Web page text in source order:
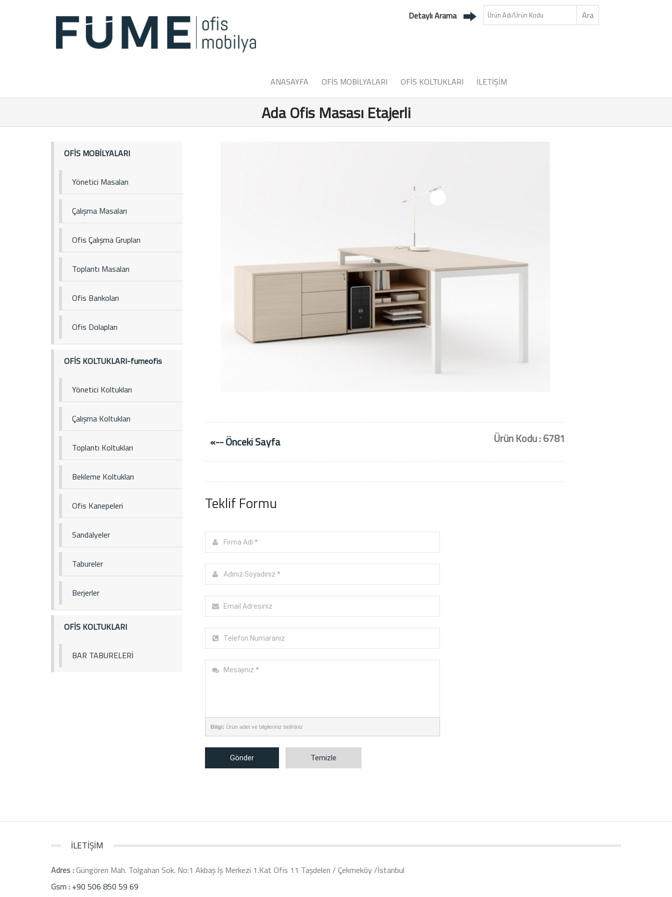
Detaylı Arama
ANASAYFA OFİS MOBİLYALARI OFİS KOLTUKLARI İLETİŞİM
Ada Ofis Masası Etajerli
OFİS MOBİLYALARI
Yönetici Masaları
Çalışma Masaları
Ofis Çalışma Grupları
Toplantı Masaları
Ofis Bankoları
Ofis Dolapları
OFİS KOLTUKLARI-fumeofis
Yönetici Koltukları
Çalışma Koltukları
Toplantı Koltukları
Bekleme Koltukları
Ofis Kanepeleri
Sandalyeler
Tabureler
Berjerler
OFİS KOLTUKLARI
BAR TABURELERİ
«-- Önceki Sayfa Ürün Kodu : 6781
Teklif Formu
Bilgi: Ürün adet ve bilgileriniz belirtiniz
Gönder Temizle
İLETİŞİM
Adres :Güngören Mah. Tolgahan Sok. No:1 Akbaş İş Merkezi 1.Kat Ofis 11 Taşdelen / Çekmeköy /İstanbul
Gsm : +90 506 850 59 69